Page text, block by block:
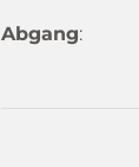
Abgang: